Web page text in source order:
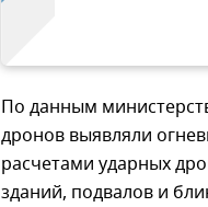
По данным
дронов выявляли
расчетами ударных
зданий, подвалов и